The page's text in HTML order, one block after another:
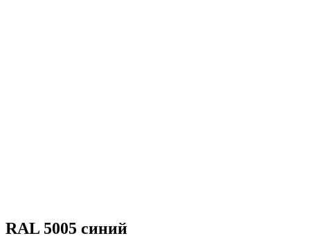
RAL 5005 синий